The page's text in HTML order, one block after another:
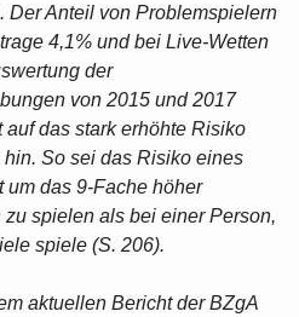
Der Anteil von Problemspielern
4,1% und bei Live-Wetten
der
von 2015 und 2017
das stark erhöhte Risiko
So sei das Risiko eines
um das 9-Fache höher
spielen als bei einer Person,
spiele (S. 206).
aktuellen Bericht der BZgA